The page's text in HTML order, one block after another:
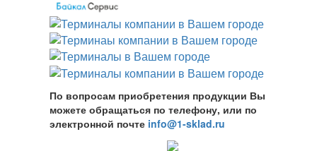
По вопросам приобретения продукции Вы
можете обращаться по телефону, или по
электронной почте info@1-sklad.ru